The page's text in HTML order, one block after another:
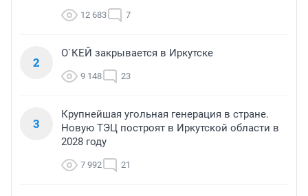
12 683 7
2
О`КЕЙ закрывается в Иркутске
9 148 23
3
Крупнейшая угольная генерация в стране.
Новую ТЭЦ построят в Иркутской области в
2028 году
7 992 21